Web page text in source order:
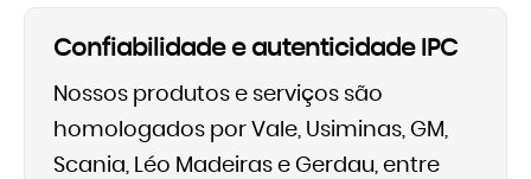
Confiabilidade e autenticidade IPC
Nossos produtos e serviços são
homologados por Vale, Usiminas, GM,
Scania, Léo Madeiras e Gerdau, entre